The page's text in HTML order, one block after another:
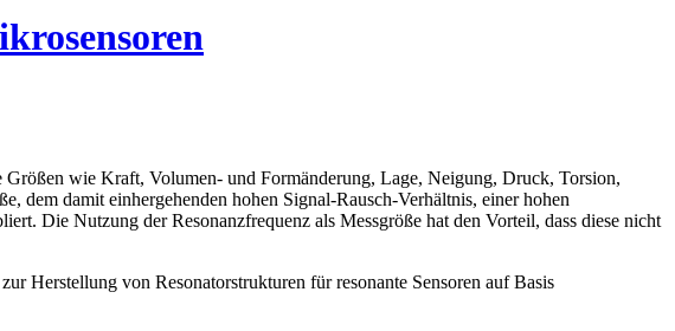
wie Kraft, Volumen- und Formänderung, Lage, Neigung, Druck, Torsion,
dem damit einhergehenden hohen Signal-Rausch-Verhältnis, einer hohen
Die Nutzung der Resonanzfrequenz als Messgröße hat den Vorteil, dass diese nicht
Herstellung von Resonatorstrukturen für resonante Sensoren auf Basis